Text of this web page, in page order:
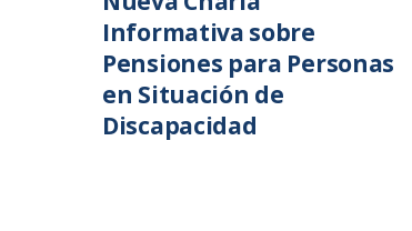
Informativa sobre
Pensiones para Personas
en Situación de
Discapacidad